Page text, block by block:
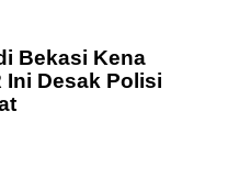
Bekasi Kena
Ini Desak Polisi